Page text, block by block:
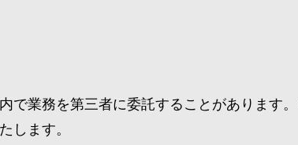
で業務を第三者に委託することがあります
します。